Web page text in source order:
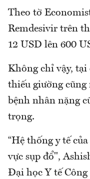
Theo tờ
Remdesivir trên
12 USD lên 600
Không chỉ vậy,
thiếu giường
bệnh nhân nặng
trọng.
“Hệ thống y tế
vực sụp đổ",
Đại học Y tế